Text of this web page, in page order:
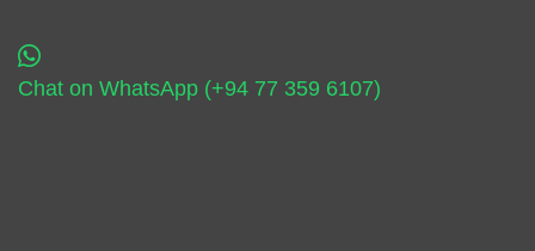
Chat on WhatsApp (+94 77 359 6107)